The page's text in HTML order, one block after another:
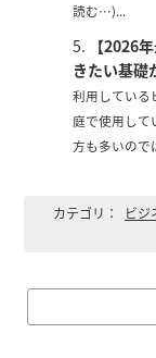
読む…)...
【2026
きたい基礎
利用している
庭で使用して
方も多いの
カテゴリ： ビジ